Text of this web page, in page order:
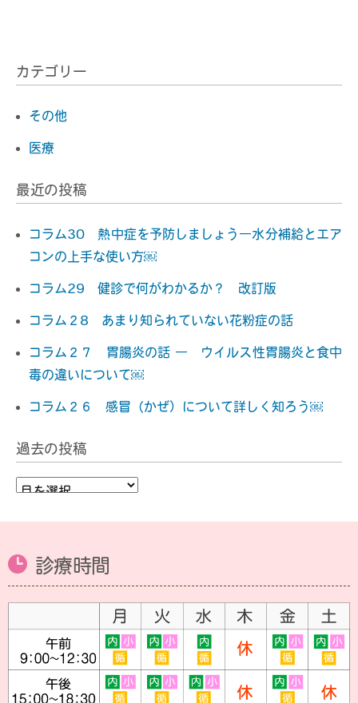
カテゴリー
その他
医療
最近の投稿
コラム30 熱中症を予防しましょう―水分補給とエア
コンの上手な使い方￼
コラム29 健診で何がわかるか？ 改訂版
コラム２8 あまり知られていない花粉症の話
コラム２７ 胃腸炎の話 ― ウイルス性胃腸炎と食中
毒の違いについて￼
コラム２６ 感冒（かぜ）について詳しく知ろう￼
過去の投稿
過
投
ン
診療時間